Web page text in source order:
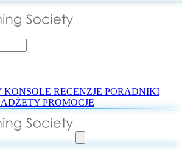
KONSOLE RECENZJE PORADNIKI
PROMOCJE